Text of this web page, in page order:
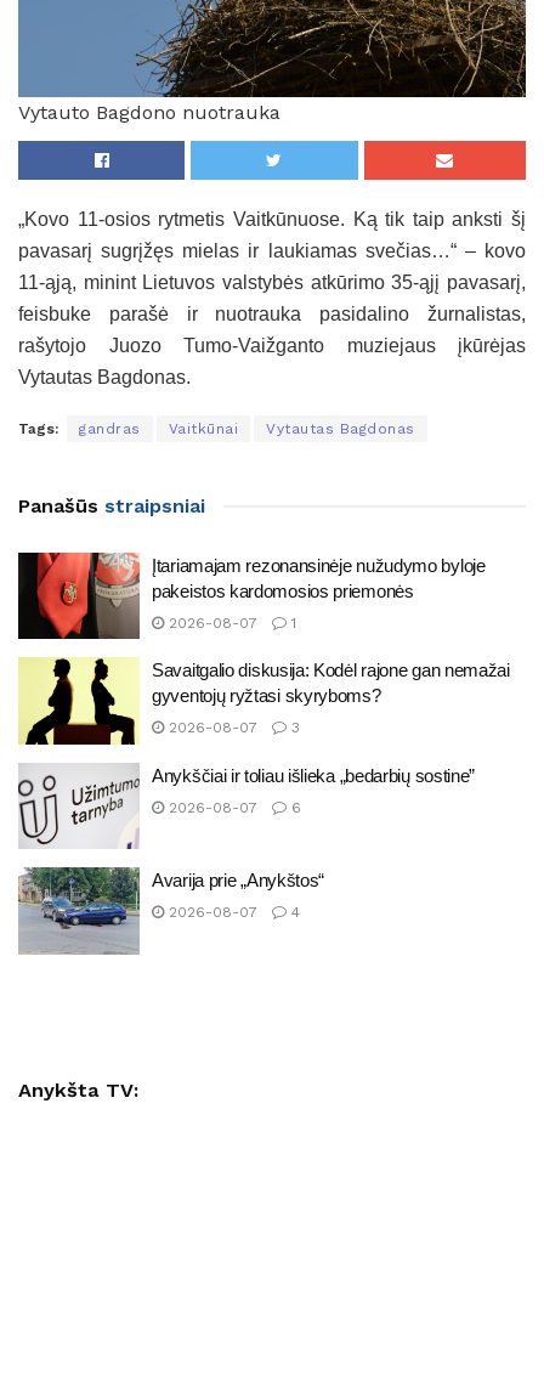
Vytauto Bagdono nuotrauka
„Kovo 11-osios rytmetis Vaitkūnuose. Ką tik taip anksti šį
pavasarį sugrįžęs mielas ir laukiamas svečias…“ – kovo
11-ąją, minint Lietuvos valstybės atkūrimo 35-ąjį pavasarį,
feisbuke parašė ir nuotrauka pasidalino žurnalistas,
rašytojo Juozo Tumo-Vaižganto muziejaus įkūrėjas
Vytautas Bagdonas.
Tags: gandras Vaitkūnai Vytautas Bagdonas
Panašūs straipsniai
Įtariamajam rezonansinėje nužudymo byloje
pakeistos kardomosios priemonės
2026-08-07 1
Savaitgalio diskusija: Kodėl rajone gan nemažai
gyventojų ryžtasi skyryboms?
2026-08-07 3
Anykščiai ir toliau išlieka „bedarbių sostine”
2026-08-07 6
Avarija prie „Anykštos“
2026-08-07 4
Anykšta TV: